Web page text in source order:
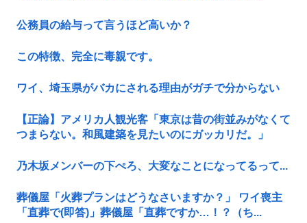
公務員の給与って言うほど高いか？
この特徴、完全に毒親です。
ワイ、埼玉県がバカにされる理由がガチで分からない
【正論】アメリカ人観光客「東京は昔の街並みがなくて
つまらない。和風建築を見たいのにガッカリだ。」
乃木坂メンバーの下ぺろ、大変なことになってるって...
葬儀屋「火葬プランはどうなさいますか？」 ワイ喪主
「直葬で(即答)」葬儀屋「直葬ですか…！？（ち...